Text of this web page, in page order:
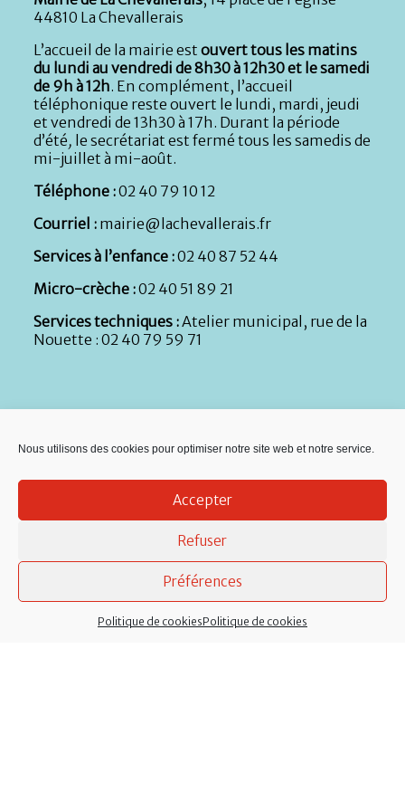
Nous utilisons des cookies pour optimiser notre site web et notre service.
Accepter
Refuser
Préférences
Politique de cookiesPolitique de cookies
44810 La Chevallerais
L’accueil de la mairie estouvert tous les matins
du lundi au vendredi de 8h30 à 12h30 et le samedi
de 9h à 12h. En complément, l’accueil
téléphonique reste ouvert le lundi, mardi, jeudi
et vendredi de 13h30 à 17h. Durant la période
d’été, le secrétariat est fermé tous les samedis de
mi-juillet à mi-août.
Téléphone :02 40 79 10 12
Courriel : mairie@lachevallerais.fr
Services à l’enfance :02 40 87 52 44
Micro-crèche :02 40 51 89 21
Services techniques :Atelier municipal, rue de la
Nouette : 02 40 79 59 71